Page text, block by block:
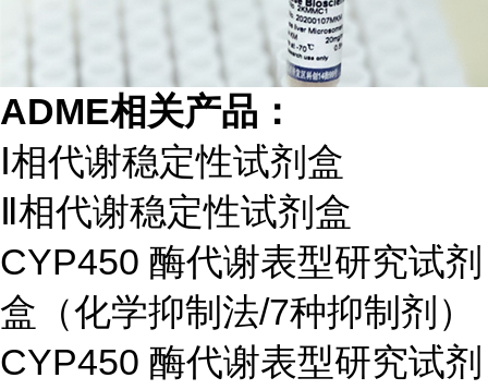
ADME相关产品：
Ⅰ相代谢稳定性试剂盒
Ⅱ相代谢稳定性试剂盒
CYP450 酶代谢表型研究试剂
盒（化学抑制法/7种抑制剂）
CYP450 酶代谢表型研究试剂